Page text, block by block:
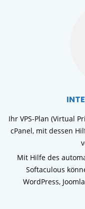
Ihr VPS-Plan (Virtual
cPanel, mit dessen
Mit Hilfe des
Softaculous
WordPress,